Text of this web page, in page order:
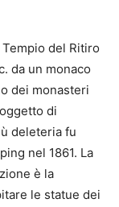
del Ritiro
da un monaco
dei monasteri
di
deleteria fu
nel 1861. La
è la
le statue dei